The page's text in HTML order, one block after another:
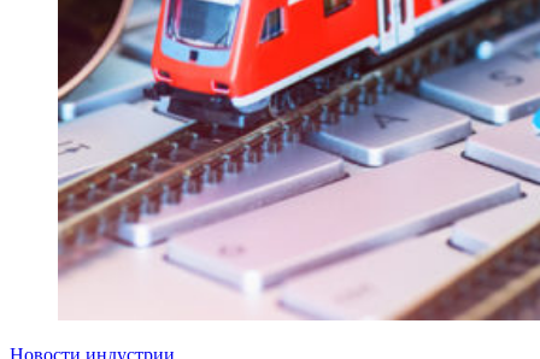
Новости индустрии